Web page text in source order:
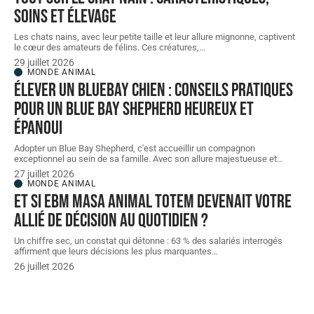
soins et élevage
Les chats nains, avec leur petite taille et leur allure mignonne, captivent
le cœur des amateurs de félins. Ces créatures, …
29 juillet 2026
MONDE ANIMAL
Élever un BlueBay chien : conseils pratiques
pour un Blue Bay Shepherd heureux et
épanoui
Adopter un Blue Bay Shepherd, c'est accueillir un compagnon
exceptionnel au sein de sa famille. Avec son allure majestueuse et…
27 juillet 2026
MONDE ANIMAL
Et si Ebm masa animal Totem devenait votre
allié de décision au quotidien ?
Un chiffre sec, un constat qui détonne : 63 % des salariés interrogés
affirment que leurs décisions les plus marquantes…
26 juillet 2026